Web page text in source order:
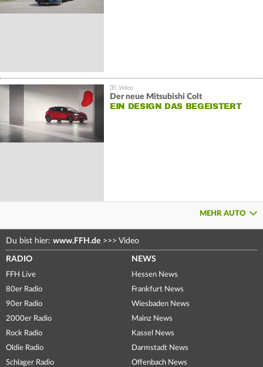
Der neue Mitsubishi Colt
EIN DESIGN DAS BEGEISTERT
MEHR AUTO
Du bist hier: www.FFH.de >>> Video
RADIO
FFH Live
80er Radio
90er Radio
2000er Radio
Rock Radio
Oldie Radio
Schlager Radio
NEWS
Hessen News
Frankfurt News
Wiesbaden News
Mainz News
Kassel News
Darmstadt News
Offenbach News